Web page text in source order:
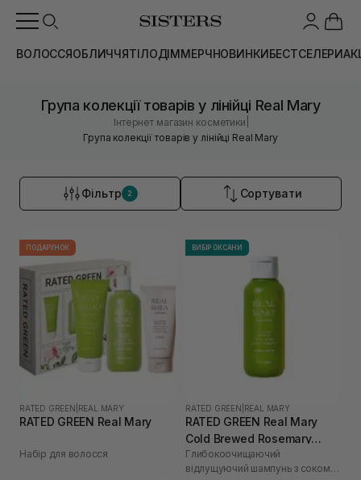
ВОЛОССЯОБЛИЧЧЯТІЛОДІММЕРЧНОВИНКИБЕСТСЕЛЕРИ
Група колекції товарів у лінійці Real Mary
Інтернет магазин косметики
Група колекції товарів у лінійці Real Mary
Фільтр 2 Сортувати
ПОДАРУНОК
RATED GREEN REAL MARY
RATED GREEN Real Mary
Набір для волосся
ВИБІР ОКСАНИ
RATED GREEN REAL MARY
RATED GREEN Real Mary
Cold Brewed Rosemary
Exfoliating Scalp Shampoo
100 мл
Глибокоочищаючий
відлущуючий шампунь з соком